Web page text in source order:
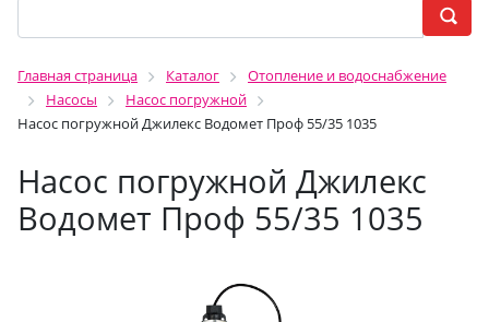
Главная страница Каталог
Отопление и водоснабжение
Насосы
Насос погружной
Насос погружной Джилекс Водомет Проф 55/35 1035
Насос погружной Джилекс
Водомет Проф 55/35 1035